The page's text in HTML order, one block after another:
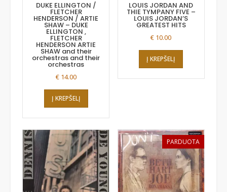
DUKE ELLINGTON /
FLETCHER
HENDERSON / ARTIE
SHAW – DUKE
ELLINGTON ,
FLETCHER
HENDERSON ARTIE
SHAW and their
orchestras and their
orchestras
€ 14.00
Į KREPŠELĮ
LOUIS JORDAN AND
THIE TYMPANY FIVE –
LOUIS JORDAN’S
GREATEST HITS
€ 10.00
Į KREPŠELĮ
PARDUOTA